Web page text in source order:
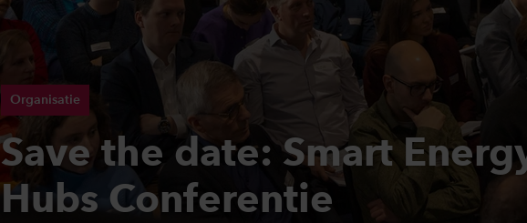
Organisatie
Save the date: Smart
Hubs Conferentie